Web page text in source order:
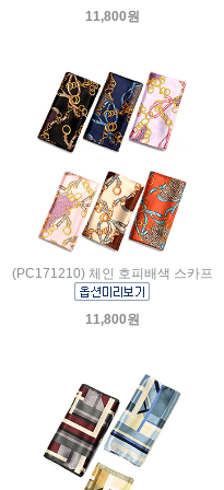
11,800원
(PC171210) 체인 호피배색 스카프
11,800원